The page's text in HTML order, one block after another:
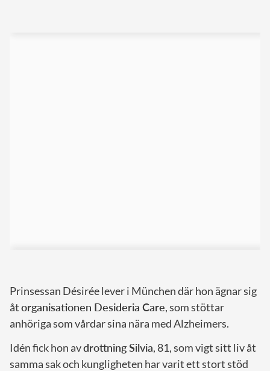
Prinsessan Désirée lever i München där hon ägnar sig
åtorganisationen Desideria Care, som stöttar
anhöriga som vårdar sina nära med Alzheimers.
Idén fick hon avdrottning Silvia, 81, som vigt sitt liv åt
samma sak och kungligheten har varit ett stort stöd